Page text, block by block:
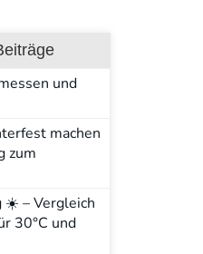
und
machen
zum
☀️ – Vergleich
30°C und